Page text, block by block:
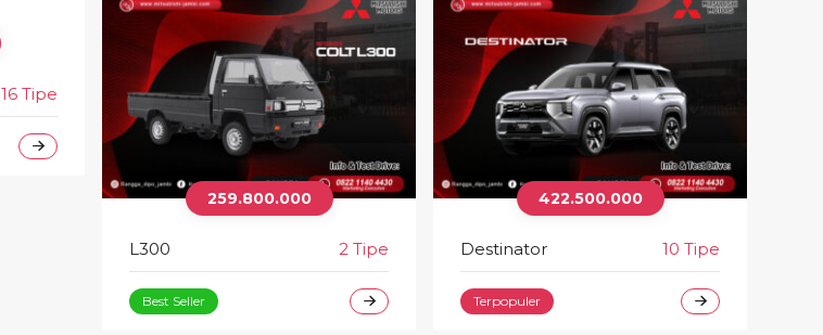
16 Tipe
259.800.000
L300 2 Tipe
Best Seller
422.500.000
Destinator 10 Tipe
Terpopuler